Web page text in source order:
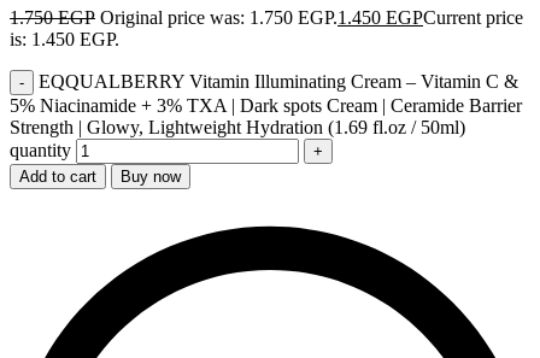
1.750EGP Original price was: 1.750 EGP.1.450 EGPCurrent price
is: 1.450 EGP.
EQQUALBERRY Vitamin Illuminating Cream – Vitamin C &
5% Niacinamide + 3% TXA | Dark spots Cream | Ceramide Barrier
Strength | Glowy, Lightweight Hydration (1.69 fl.oz / 50ml)
quantity
Add to cart Buy now